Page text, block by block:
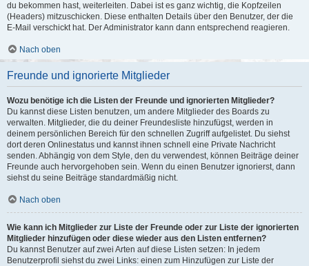
du bekommen hast, weiterleiten. Dabei ist es ganz wichtig, die Kopfzeilen
(Headers) mitzuschicken. Diese enthalten Details über den Benutzer, der die
E-Mail verschickt hat. Der Administrator kann dann entsprechend reagieren.
Nach oben
Freunde und ignorierte Mitglieder
Wozu benötige ich die Listen der Freunde und ignorierten Mitglieder?
Du kannst diese Listen benutzen, um andere Mitglieder des Boards zu
verwalten. Mitglieder, die du deiner Freundesliste hinzufügst, werden in
deinem persönlichen Bereich für den schnellen Zugriff aufgelistet. Du siehst
dort deren Onlinestatus und kannst ihnen schnell eine Private Nachricht
senden. Abhängig von dem Style, den du verwendest, können Beiträge deiner
Freunde auch hervorgehoben sein. Wenn du einen Benutzer ignorierst, dann
siehst du seine Beiträge standardmäßig nicht.
Nach oben
Wie kann ich Mitglieder zur Liste der Freunde oder zur Liste der ignorierten
Mitglieder hinzufügen oder diese wieder aus den Listen entfernen?
Du kannst Benutzer auf zwei Arten auf diese Listen setzen: In jedem
Benutzerprofil siehst du zwei Links: einen zum Hinzufügen zur Liste der